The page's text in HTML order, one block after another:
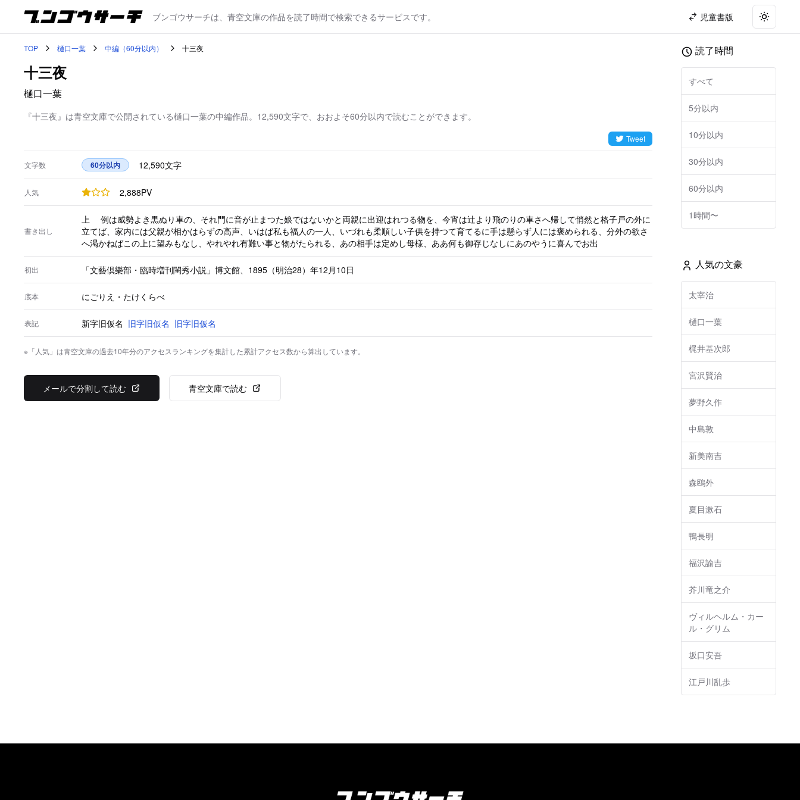
ブンゴウサーチは、青空文庫の作品を読了時間で検索できるサービスです。 児童書版 Toggle
TOP 樋口一葉 中編（60分以内） 十三夜
十三夜
樋口一葉
『十三夜』は青空文庫で公開されている樋口一葉の中編作品。12,590文字で、おおよそ60分以内で読むことができます。
Tweet
文字数 60分以内 12,590文字
人気 2,888PV
書き出し
上 例は威勢よき黒ぬり車の、それ門に音が止まつた娘ではないかと両親に出迎はれつる物を、今宵は辻より飛のりの車さへ帰して悄然と格子戸の外に
立てば、家内には父親が相かはらずの高声、いはば私も福人の一人、いづれも柔順しい子供を持つて育てるに手は懸らず人には褒められる、分外の欲さ
へ渇かねばこの上に望みもなし、やれやれ有難い事と物がたられる、あの相手は定めし母様、ああ何も御存じなしにあのやうに喜んでお出
初出 「文藝倶樂部・臨時増刊閨秀小説」博文館、1895（明治28）年12月10日
底本 にごりえ・たけくらべ
表記 新字旧仮名 旧字旧仮名 旧字旧仮名
※「人気」は青空文庫の過去10年分のアクセスランキングを集計した累計アクセス数から算出しています。
メールで分割して読む 青空文庫で読む
読了時間
すべて
5分以内
10分以内
30分以内
60分以内
1時間〜
人気の文豪
太宰治
樋口一葉
梶井基次郎
宮沢賢治
夢野久作
中島敦
新美南吉
森鴎外
夏目漱石
鴨長明
福沢諭吉
芥川竜之介
ヴィルヘルム・カー
ル・グリム
坂口安吾
江戸川乱歩